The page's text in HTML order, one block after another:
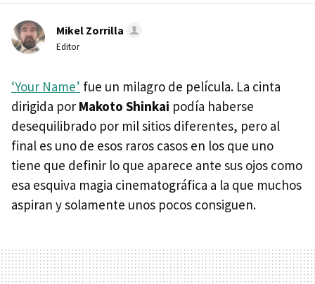
Mikel Zorrilla
Editor
‘Your Name’ fue un milagro de película. La cinta
dirigida por Makoto Shinkai podía haberse
desequilibrado por mil sitios diferentes, pero al
final es uno de esos raros casos en los que uno
tiene que definir lo que aparece ante sus ojos como
esa esquiva magia cinematográfica a la que muchos
aspiran y solamente unos pocos consiguen.